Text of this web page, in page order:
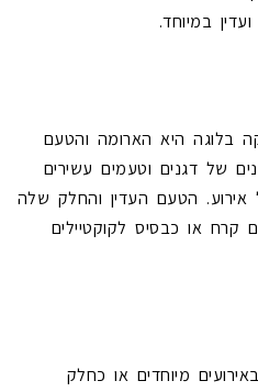
במיוחד.
בלוגה היא הארומה והטעם
של דגנים וטעמים עשירים
אירוע. הטעם העדין והחלק שלה
או כבסיס לקוקטיילים
מיוחדים או כחלק